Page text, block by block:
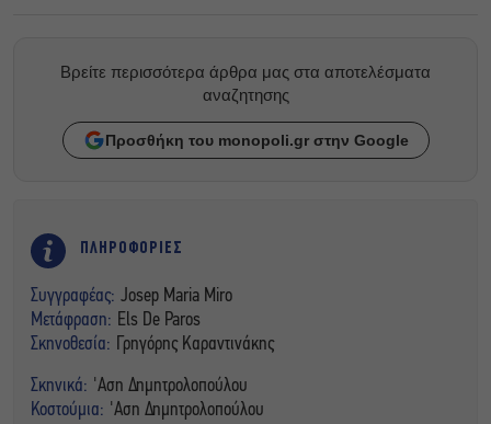
Βρείτε περισσότερα άρθρα μας στα αποτελέσματα
αναζητησης
Προσθήκη του monopoli.gr στην Google
ΠΛΗΡΟΦΟΡΙΕΣ
Συγγραφέας: Josep Maria Miro
Μετάφραση: Els De Paros
Σκηνοθεσία:
Γρηγόρης Καραντινάκης
Σκηνικά: 'Αση Δημητρολοπούλου
Κοστούμια: 'Αση Δημητρολοπούλου